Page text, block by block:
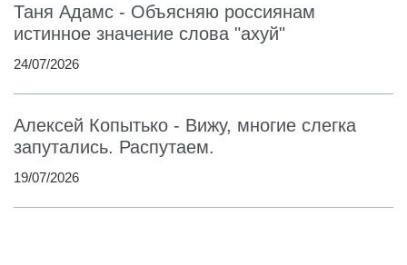
Таня Адамс - Объясняю россиянам
истинное значение слова "ахуй"
24/07/2026
Алексей Копытько - Вижу, многие слегка
запутались. Распутаем.
19/07/2026